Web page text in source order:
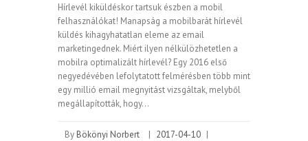
Hírlevél kiküldéskor tartsuk észben a mobil
felhasználókat! Manapság a mobilbarát hírlevél
küldés kihagyhatatlan eleme az email
marketingednek. Miért ilyen nélkülözhetetlen a
mobilra optimalizált hírlevél? Egy 2016 első
negyedévében lefolytatott felmérésben több mint
egy millió email megnyitást vizsgáltak, melyből
megállapították, hogy…
By Bökönyi Norbert | 2017-04-10 |